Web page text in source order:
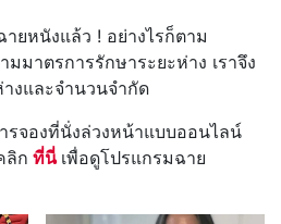
ยหนังแล้ว ! อย่างไรก็ตาม
มาตรการรักษาระยะห่าง เราจึง
งและจำนวนจำกัด
รจองที่นั่งล่วงหน้าแบบออนไลน์
ลิก ที่นี่ เพื่อดูโปรแกรมฉาย